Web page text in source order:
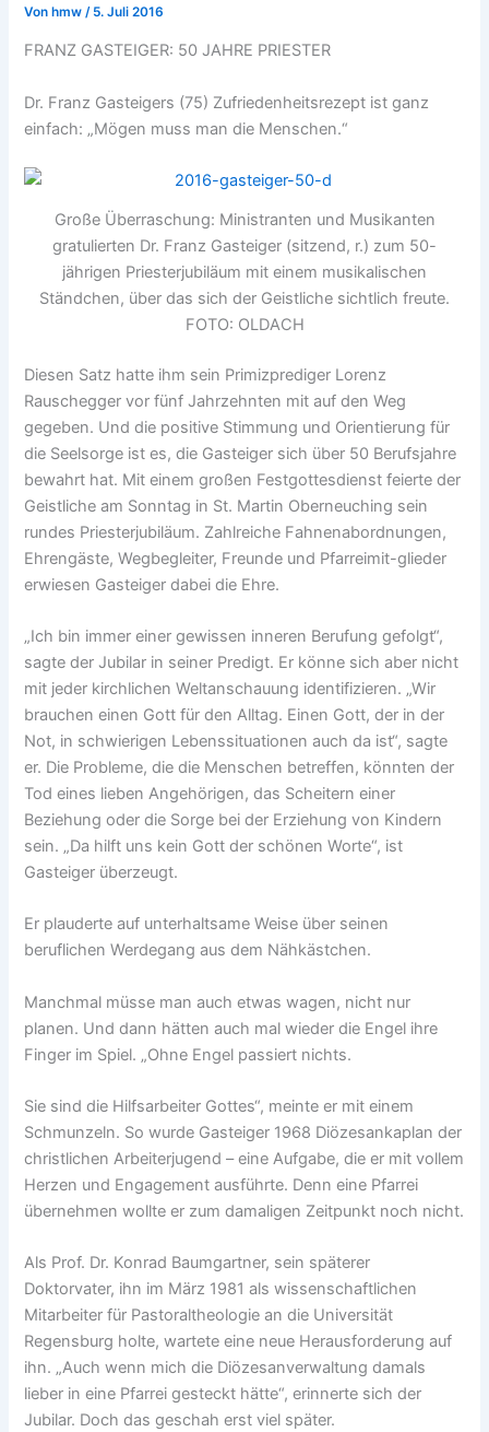
Vonhmw / 5. Juli 2016
FRANZ GASTEIGER: 50 JAHRE PRIESTER
Dr. Franz Gasteigers (75) Zufriedenheitsrezept ist ganz
einfach: „Mögen muss man die Menschen.“
Große Überraschung: Ministranten und Musikanten
gratulierten Dr. Franz Gasteiger (sitzend, r.) zum 50-
jährigen Priesterjubiläum mit einem musikalischen
Ständchen, über das sich der Geistliche sichtlich freute.
FOTO: OLDACH
Diesen Satz hatte ihm sein Primizprediger Lorenz
Rauschegger vor fünf Jahrzehnten mit auf den Weg
gegeben. Und die positive Stimmung und Orientierung für
die Seelsorge ist es, die Gasteiger sich über 50 Berufsjahre
bewahrt hat. Mit einem großen Festgottesdienst feierte der
Geistliche am Sonntag in St. Martin Oberneuching sein
rundes Priesterjubiläum. Zahlreiche Fahnenabordnungen,
Ehrengäste, Wegbegleiter, Freunde und Pfarreimit-glieder
erwiesen Gasteiger dabei die Ehre.
„Ich bin immer einer gewissen inneren Berufung gefolgt“,
sagte der Jubilar in seiner Predigt. Er könne sich aber nicht
mit jeder kirchlichen Weltanschauung identifizieren. „Wir
brauchen einen Gott für den Alltag. Einen Gott, der in der
Not, in schwierigen Lebenssituationen auch da ist“, sagte
er. Die Probleme, die die Menschen betreffen, könnten der
Tod eines lieben Angehörigen, das Scheitern einer
Beziehung oder die Sorge bei der Erziehung von Kindern
sein. „Da hilft uns kein Gott der schönen Worte“, ist
Gasteiger überzeugt.
Er plauderte auf unterhaltsame Weise über seinen
beruflichen Werdegang aus dem Nähkästchen.
Manchmal müsse man auch etwas wagen, nicht nur
planen. Und dann hätten auch mal wieder die Engel ihre
Finger im Spiel. „Ohne Engel passiert nichts.
Sie sind die Hilfsarbeiter Gottes“, meinte er mit einem
Schmunzeln. So wurde Gasteiger 1968 Diözesankaplan der
christlichen Arbeiterjugend – eine Aufgabe, die er mit vollem
Herzen und Engagement ausführte. Denn eine Pfarrei
übernehmen wollte er zum damaligen Zeitpunkt noch nicht.
Als Prof. Dr. Konrad Baumgartner, sein späterer
Doktorvater, ihn im März 1981 als wissenschaftlichen
Mitarbeiter für Pastoraltheologie an die Universität
Regensburg holte, wartete eine neue Herausforderung auf
ihn. „Auch wenn mich die Diözesanverwaltung damals
lieber in eine Pfarrei gesteckt hätte“, erinnerte sich der
Jubilar. Doch das geschah erst viel später.